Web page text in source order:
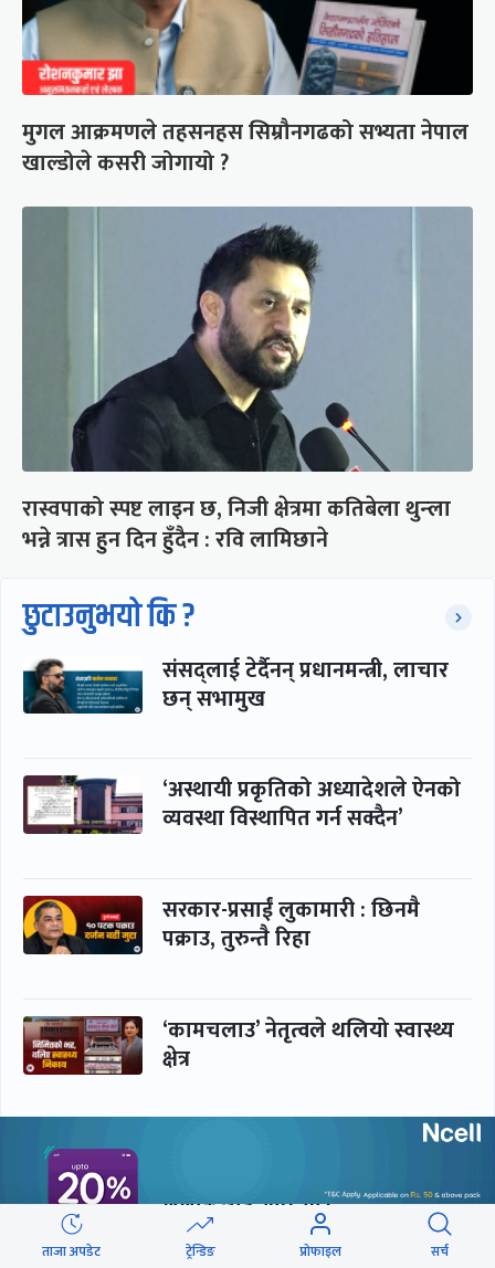
मुगल आक्रमणले तहसनहस सिम्रौनगढको सभ्यता नेपाल
खाल्डोले कसरी जोगायो ?
रास्वपाको स्पष्ट लाइन छ, निजी क्षेत्रमा कतिबेला थुन्ला
भन्ने त्रास हुन दिन हुँदैन : रवि लामिछाने
छुटाउनुभयो कि ?
संसद्लाई टेर्दैनन् प्रधानमन्त्री, लाचार
छन् सभामुख
‘अस्थायी प्रकृतिको अध्यादेशले ऐनको
व्यवस्था विस्थापित गर्न सक्दैन’
सरकार-प्रसाईं लुकामारी : छिनमै
पक्राउ, तुरुन्तै रिहा
‘कामचलाउ’ नेतृत्वले थलियो स्वास्थ्य
क्षेत्र
शशांकलाई अघि सारे
ताजा अपडेट ट्रेन्डिङ प्रोफाइल सर्च